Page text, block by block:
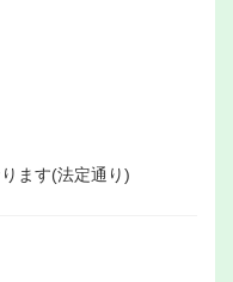
ます(法定通り)